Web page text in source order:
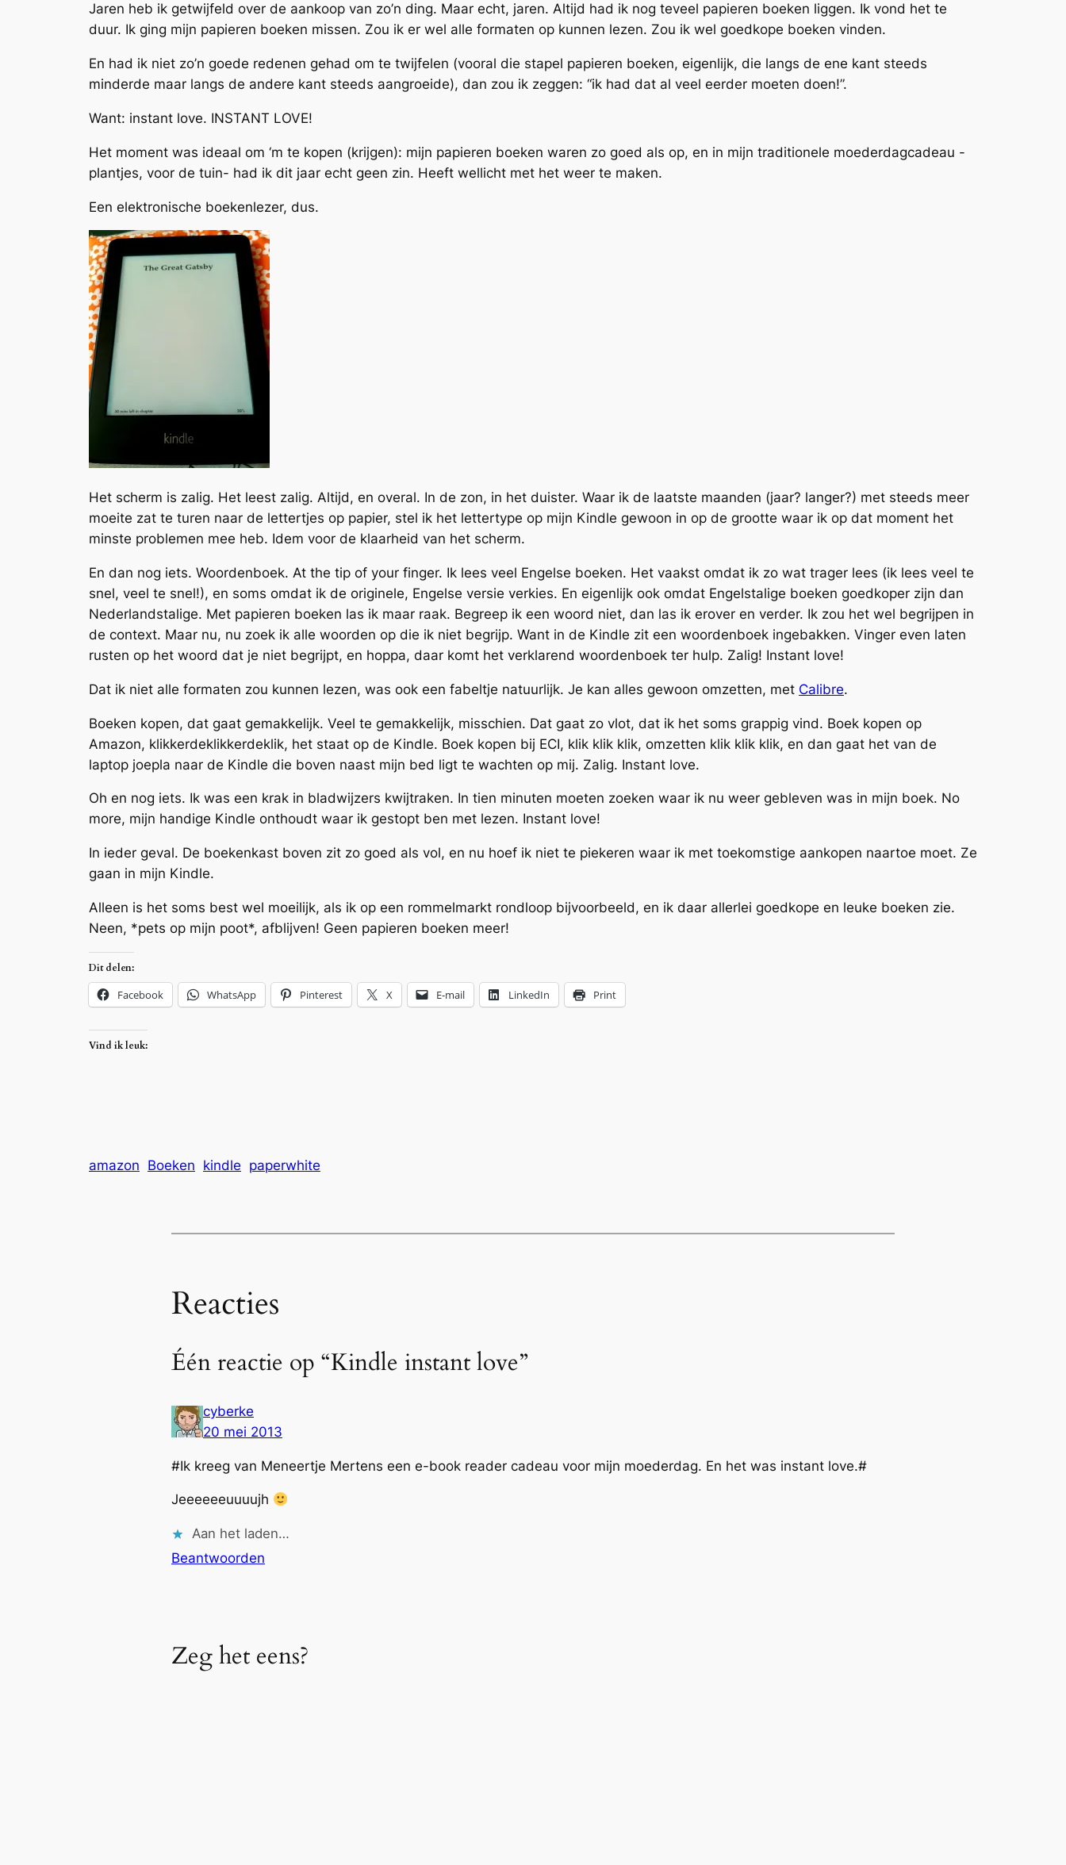
Jaren heb ik getwijfeld over de aankoop van zo’n ding. Maar echt, jaren. Altijd had ik nog teveel papieren boeken liggen. Ik vond het te
duur. Ik ging mijn papieren boeken missen. Zou ik er wel alle formaten op kunnen lezen. Zou ik wel goedkope boeken vinden.
En had ik niet zo’n goede redenen gehad om te twijfelen (vooral die stapel papieren boeken, eigenlijk, die langs de ene kant steeds
minderde maar langs de andere kant steeds aangroeide), dan zou ik zeggen: “ik had dat al veel eerder moeten doen!”.
Want: instant love. INSTANT LOVE!
Het moment was ideaal om ‘m te kopen (krijgen): mijn papieren boeken waren zo goed als op, en in mijn traditionele moederdagcadeau -
plantjes, voor de tuin- had ik dit jaar echt geen zin. Heeft wellicht met het weer te maken.
Een elektronische boekenlezer, dus.
Het scherm is zalig. Het leest zalig. Altijd, en overal. In de zon, in het duister. Waar ik de laatste maanden (jaar? langer?) met steeds meer
moeite zat te turen naar de lettertjes op papier, stel ik het lettertype op mijn Kindle gewoon in op de grootte waar ik op dat moment het
minste problemen mee heb. Idem voor de klaarheid van het scherm.
En dan nog iets. Woordenboek. At the tip of your finger. Ik lees veel Engelse boeken. Het vaakst omdat ik zo wat trager lees (ik lees veel te
snel, veel te snel!), en soms omdat ik de originele, Engelse versie verkies. En eigenlijk ook omdat Engelstalige boeken goedkoper zijn dan
Nederlandstalige. Met papieren boeken las ik maar raak. Begreep ik een woord niet, dan las ik erover en verder. Ik zou het wel begrijpen in
de context. Maar nu, nu zoek ik alle woorden op die ik niet begrijp. Want in de Kindle zit een woordenboek ingebakken. Vinger even laten
rusten op het woord dat je niet begrijpt, en hoppa, daar komt het verklarend woordenboek ter hulp. Zalig! Instant love!
Dat ik niet alle formaten zou kunnen lezen, was ook een fabeltje natuurlijk. Je kan alles gewoon omzetten, met Calibre.
Boeken kopen, dat gaat gemakkelijk. Veel te gemakkelijk, misschien. Dat gaat zo vlot, dat ik het soms grappig vind. Boek kopen op
Amazon, klikkerdeklikkerdeklik, het staat op de Kindle. Boek kopen bij ECI, klik klik klik, omzetten klik klik klik, en dan gaat het van de
laptop joepla naar de Kindle die boven naast mijn bed ligt te wachten op mij. Zalig. Instant love.
Oh en nog iets. Ik was een krak in bladwijzers kwijtraken. In tien minuten moeten zoeken waar ik nu weer gebleven was in mijn boek. No
more, mijn handige Kindle onthoudt waar ik gestopt ben met lezen. Instant love!
In ieder geval. De boekenkast boven zit zo goed als vol, en nu hoef ik niet te piekeren waar ik met toekomstige aankopen naartoe moet. Ze
gaan in mijn Kindle.
Alleen is het soms best wel moeilijk, als ik op een rommelmarkt rondloop bijvoorbeeld, en ik daar allerlei goedkope en leuke boeken zie.
Neen, *pets op mijn poot*, afblijven! Geen papieren boeken meer!
Dit delen:
Facebook WhatsApp Pinterest X E-mail LinkedIn Print
Vind ik leuk:
amazon Boeken kindle paperwhite
Reacties
Één reactie op “Kindle instant love”
cyberke
20 mei 2013
#Ik kreeg van Meneertje Mertens een e-book reader cadeau voor mijn moederdag. En het was instant love.#
Jeeeeeeuuuujh
Aan het laden…
Beantwoorden
Zeg het eens?